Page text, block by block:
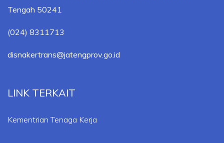
Tengah 50241
(024) 8311713
disnakertrans@jatengprov.go.id
LINK TERKAIT
Kementrian Tenaga Kerja